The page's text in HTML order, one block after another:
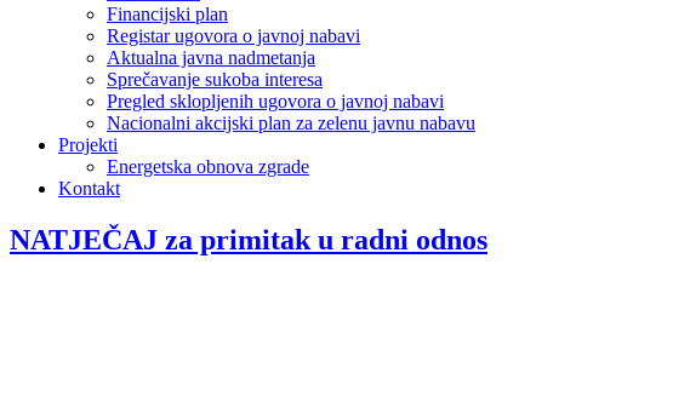
Financijski plan
Registar ugovora o javnoj nabavi
Aktualna javna nadmetanja
Sprečavanje sukoba interesa
Pregled sklopljenih ugovora o javnoj nabavi
Nacionalni akcijski plan za zelenu javnu nabavu
Projekti
Energetska obnova zgrade
Kontakt
NATJEČAJ za primitak u radni odnos